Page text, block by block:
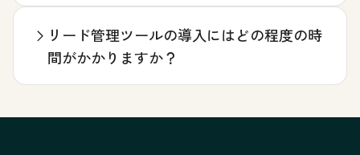
リード管理ツールの導入にはどの程度の時
間がかかりますか？